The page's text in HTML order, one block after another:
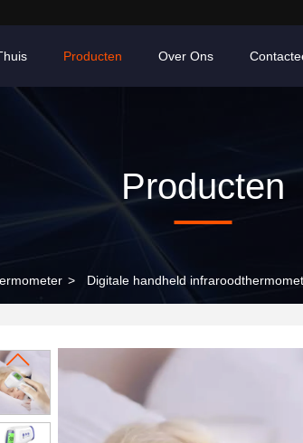
Producten Over Ons
Producten
> Digitale handheld